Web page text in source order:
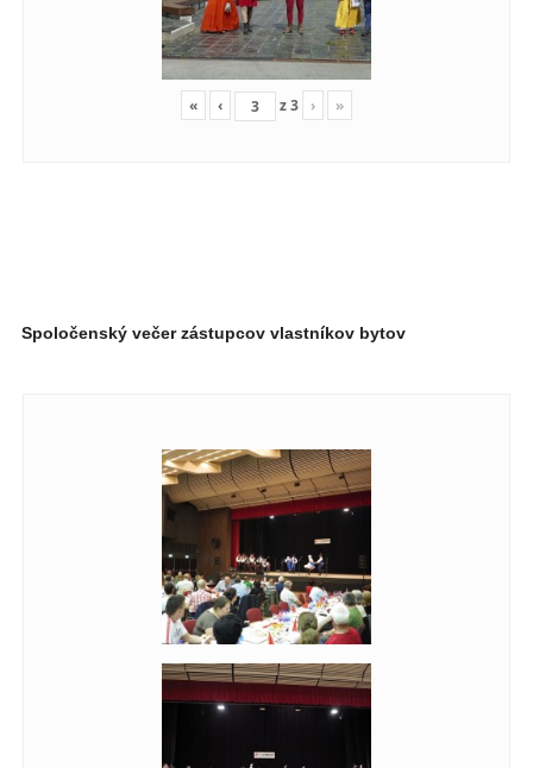
« ‹ z3 › »
Spoločenský večer zástupcov vlastníkov bytov